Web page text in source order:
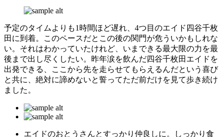
予定のタイムよりも1時間ほど遅れ、4つ目のエイド四谷千枚
田に到着。このペースだとこの後の関門が危ういかもしれな
い。それはわかっていたけれど、いまできる最大限の力を最
後まで出し尽くしたい。昨年涙を飲んだ四谷千枚田エイドを
出発できる、ここから先を走らせてもらえるんだという喜び
と共に、絶対に諦めないと誓ってただ前だけを見て歩き続け
ました。
エイドのおとうさんとすっかり仲良しに。しっかり食